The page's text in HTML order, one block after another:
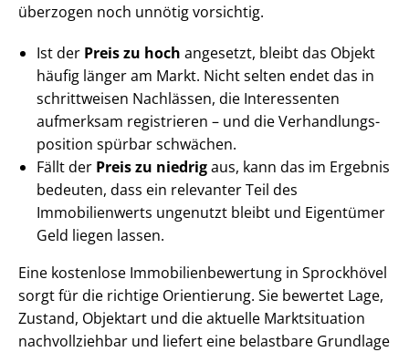
überzogen noch unnötig vorsichtig.
Ist der Preis zu hoch angesetzt, bleibt das Objekt
häufig länger am Markt. Nicht selten endet das in
schrittweisen Nachlässen, die Interessenten
aufmerksam registrieren – und die Ver­hand­lungs­
po­si­ti­on spürbar schwächen.
Fällt der Preis zu niedrigaus, kann das im Ergebnis
bedeuten, dass ein relevanter Teil des
Immobilienwerts ungenutzt bleibt und Eigentümer
Geld liegen lassen.
Eine kostenlose Im­mo­bi­li­en­be­wer­tung in Sprockhövel
sorgt für die richtige Orientierung. Sie bewertet Lage,
Zustand, Objektart und die aktuelle Marktsituation
nachvollziehbar und liefert eine belastbare Grundlage